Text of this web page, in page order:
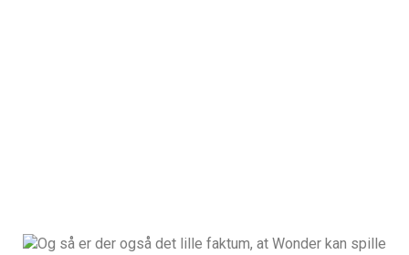
Og så er der også det lille faktum, at Wonder kan spille